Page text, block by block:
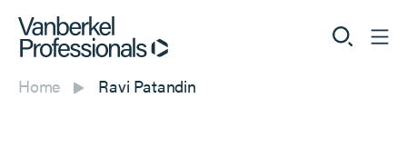
Professionals
Home Ravi Patandin